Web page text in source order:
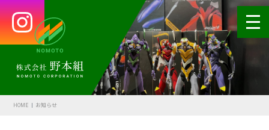
HOME お知らせ
HOME
代表あいさつ